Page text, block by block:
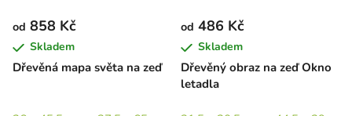
Dřevěná mapa světa na zeď
od 858 Kč
Skladem
Dřevěný obraz na zeď Okno
letadla
od 486 Kč
Skladem